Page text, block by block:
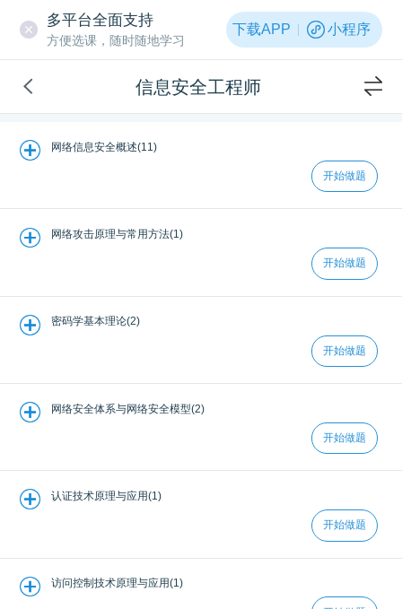
多平台全面支持
方便选课，随时随地学习
下载APP 小程序
信息安全工程师
网络信息安全概述(11)
开始做题
网络攻击原理与常用方法(1)
开始做题
密码学基本理论(2)
开始做题
网络安全体系与网络安全模型(2)
开始做题
认证技术原理与应用(1)
开始做题
访问控制技术原理与应用(1)